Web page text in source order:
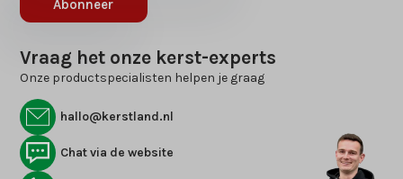
Abonneer
Vraag het onze kerst-experts
Onze productspecialisten helpen je graag
hallo@kerstland.nl
Chat via de website